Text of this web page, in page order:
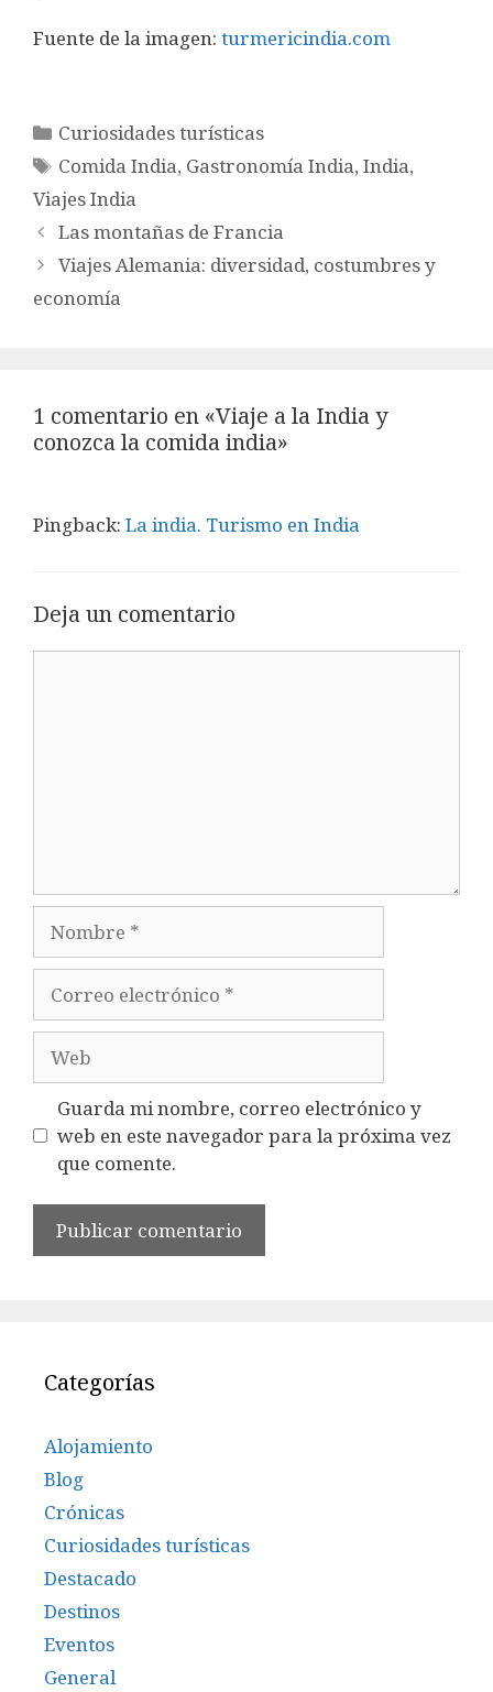
Fuente de la imagen: turmericindia.com
Categorías
Curiosidades turísticas
Etiquetas
Comida India, Gastronomía India,India,
Viajes India
Las montañas de Francia
Viajes Alemania: diversidad, costumbres y
economía
1 comentario en «Viaje a la India y
conozca la comida india»
Pingback: La india. Turismo en India
Deja un comentario
electrónico
Guarda mi nombre, correo electrónico y
web en este navegador para la próxima vez
que comente.
Categorías
Alojamiento
Blog
Crónicas
Curiosidades turísticas
Destacado
Destinos
Eventos
General